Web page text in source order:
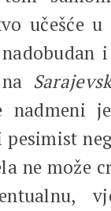
učešće u
ne može